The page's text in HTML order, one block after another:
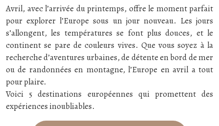
Avril, avec l’arrivée du printemps, offre le moment parfait
pour explorer l’Europe sous un jour nouveau. Les jours
s’allongent, les températures se font plus douces, et le
continent se pare de couleurs vives. Que vous soyez à la
recherche d’aventures urbaines, de détente en bord de mer
ou de randonnées en montagne, l’Europe en avril a tout
pour plaire.
Voici 5 destinations européennes qui promettent des
expériences inoubliables.